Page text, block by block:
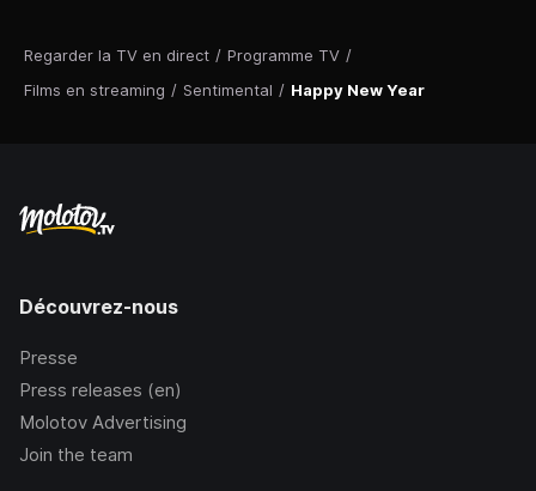
Regarder la TV en direct / Programme TV /
Films en streaming / Sentimental / Happy New Year
Découvrez-nous
Presse
Press releases (en)
Molotov Advertising
Join the team